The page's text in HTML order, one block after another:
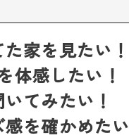
家を見たい！
体感したい！
てみたい！
を確かめたい